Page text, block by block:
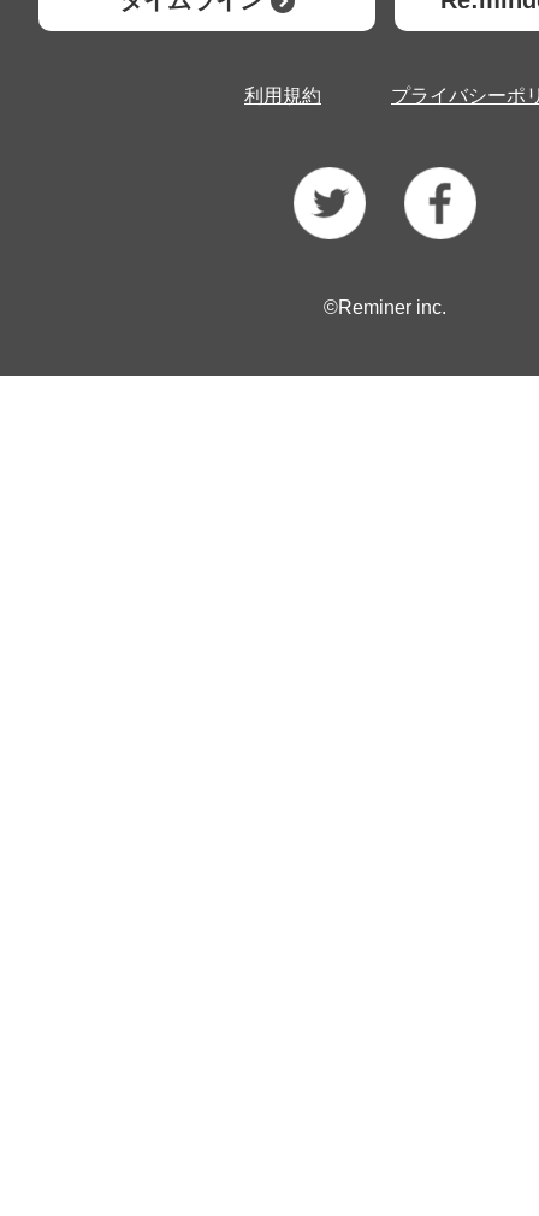
利用規約 プライバシーポ
©Reminer inc.